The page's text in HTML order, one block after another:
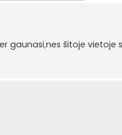
gaunasi,nes šitoje vietoje